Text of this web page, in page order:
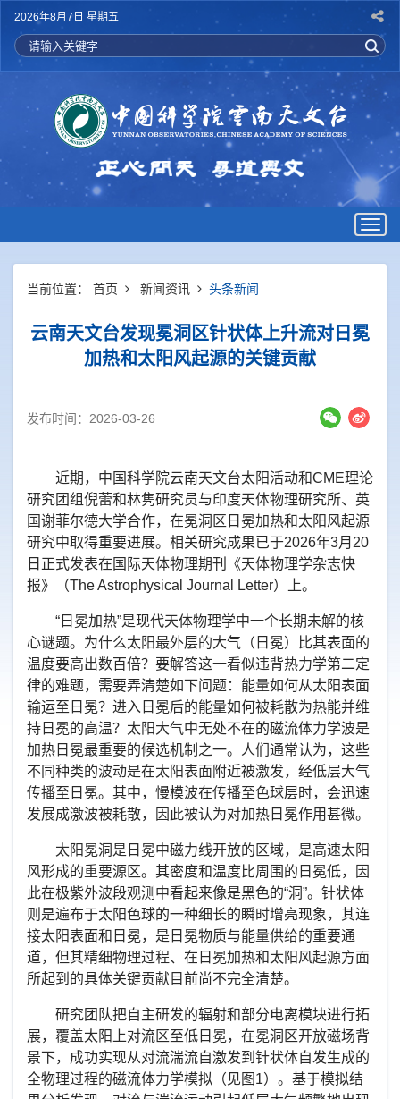
2026年8月7日 星期五
当前位置： 首页 新闻资讯 头条新闻
云南天文台发现冕洞区针状体上升流对日冕
加热和太阳风起源的关键贡献
发布时间：2026-03-26
近期，中国科学院云南天文台太阳活动和CME理论
研究团组倪蕾和林隽研究员与印度天体物理研究所、英
国谢菲尔德大学合作，在冕洞区日冕加热和太阳风起源
研究中取得重要进展。相关研究成果已于2026年3月 20
日正式发表在国际天体物理期刊《天体物理学杂志快
报》（The Astrophysical Journal Letter）上。
“ 日冕加热”是现代天体物理学中一个长期未解的核
心谜题。为什么太阳最外层的大气（日冕）比其表面的
温度要高出数百倍？要解答这一看似违背热力学第二定
律的难题，需要弄清楚如下问题：能量如何从太阳表面
输运至日冕？进入日冕后的能量如何被耗散为热能并维
持日冕的高温？太阳大气中无处不在的磁流体力学波是
加热日冕最重要的候选机制之一。人们通常认为，这些
不同种类的波动是在太阳表面附近被激发，经低层大气
传播至日冕。其中，慢模波在传播至色球层时，会迅速
发展成激波被耗散，因此被认为对加热日冕作用甚微。
太阳冕洞是日冕中磁力线开放的区域，是高速太阳
风形成的重要源区。其密度和温度比周围的日冕低，因
此在极紫外波段观测中看起来像是黑色的“洞”。针状体
则是遍布于太阳色球的一种细长的瞬时增亮现象，其连
接太阳表面和日冕，是日冕物质与能量供给的重要通
道，但其精细物理过程、在日冕加热和太阳风起源方面
所起到的具体关键贡献目前尚不完全清楚。
研究团队把自主研发的辐射和部分电离模块进行拓
展，覆盖太阳上对流区至低日冕，在冕洞区开放磁场背
景下，成功实现从对流湍流自激发到针状体自发生成的
全物理过程的磁流体力学模拟（见图 1）。基于模拟结